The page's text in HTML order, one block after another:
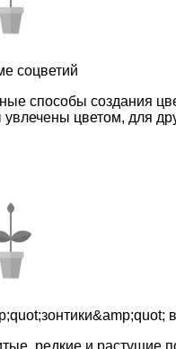
соцветий
способы создания
цветом, для
редкие и растущие